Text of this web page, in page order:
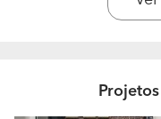
www.agimclima.pt